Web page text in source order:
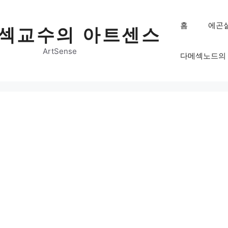
교수의 아트센스
ArtSense
홈 에곤
다메섹노드의